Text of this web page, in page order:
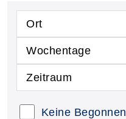
Ort
Wochentage
Zeitraum
Keine Begonnen